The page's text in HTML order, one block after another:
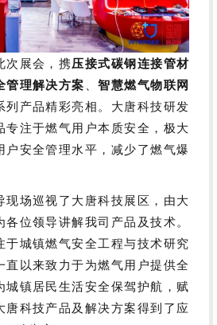
次展会，携压接式碳钢连接管材
管理解决方案 、智慧燃气物联网
列产品精彩亮相。大唐科技研发
专注于燃气用户本质安全，极大
户安全管理水平，减少了燃气爆
现场巡视了大唐科技展区，由大
各位领导讲解我司产品及技术。
于城镇燃气安全工程与技术研究
直以来致力于为燃气用户提供全
城镇居民生活安全保驾护航，赋
唐科技产品及解决方案得到了应